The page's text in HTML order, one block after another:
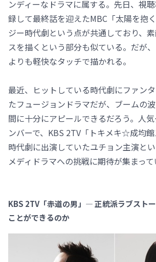
ンディーなドラマに属する。先日、視
録して最終話を迎えたMBC「太陽を抱
ジー時代劇という点が共通しており、
スを描くという部分も似ている。だが、
よりも軽快なタッチで描かれる。
最近、ヒットしている時代劇にファン
たフュージョンドラマだが、ブームの
間に十分にアピールできるだろう。人
ンバーで、KBS 2TV「トキメキ☆成均
時代劇に出演していたユチョン主演と
メディドラマへの挑戦に期待が集まって
KBS 2TV「赤道の男」— 正統派ラブスト
ことができるのか